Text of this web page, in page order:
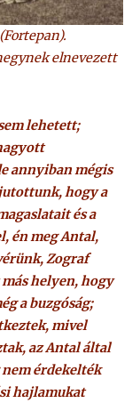
elnevezett
lehetett;
annyiban mégis
hogy a
és a
én meg Antal,
Zograf
helyen, hogy
a buzgóság;
mivel
az Antal által
érdekelték
hajlamukat